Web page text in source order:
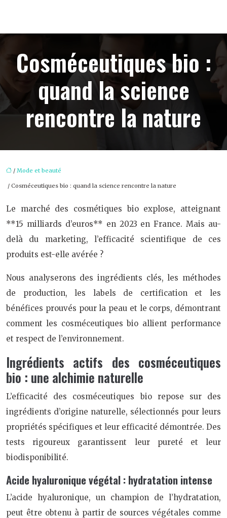
Cosméceutiques bio :
quand la science
rencontre la nature
/ Mode et beauté
/ Cosméceutiques bio : quand la science rencontre la nature
Le marché des cosmétiques bio explose, atteignant
**15 milliards d’euros** en 2023 en France. Mais au-
delà du marketing, l’efficacité scientifique de ces
produits est-elle avérée ?
Nous analyserons des ingrédients clés, les méthodes
de production, les labels de certification et les
bénéfices prouvés pour la peau et le corps, démontrant
comment les cosméceutiques bio allient performance
et respect de l’environnement.
Ingrédients actifs des cosméceutiques
bio : une alchimie naturelle
L’efficacité des cosméceutiques bio repose sur des
ingrédients d’origine naturelle, sélectionnés pour leurs
propriétés spécifiques et leur efficacité démontrée. Des
tests rigoureux garantissent leur pureté et leur
biodisponibilité.
Acide hyaluronique végétal : hydratation intense
L’acide hyaluronique, un champion de l’hydratation,
peut être obtenu à partir de sources végétales comme